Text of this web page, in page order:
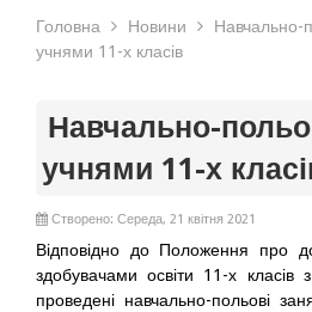
Головна Новини
Навчально-
учнями 11-х класів
Навчально-
учнями 11-х
Створено: Середа, 21 квітня 2021
Відповідно до Положення про
здобувачами освіти 11-х
проведені навчально-польові